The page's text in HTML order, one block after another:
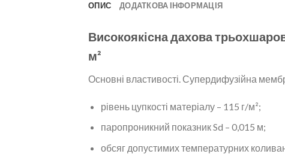
ОПИС ДОДАТКОВА ІНФОРМАЦІЯ
Високоякісна дахова
м²
Основні властивості. Супердифузійна
рівень цупкості матеріалу – 115 г/м²;
паропроникний показник Sd – 0,015 м;
обсяг допустимих температурних